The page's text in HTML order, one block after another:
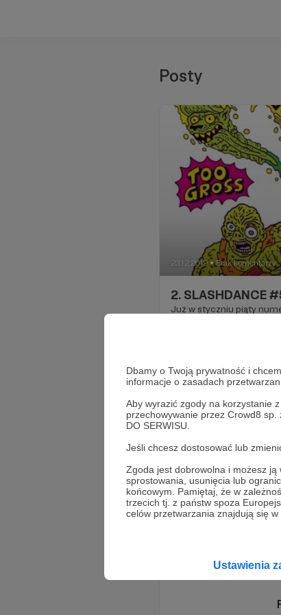
Dbamy o Twoją prywatność i
informacje o zasadach
Aby wyrazić zgody na korzystanie
przechowywanie przez Crowd8
DO SERWISU.
Jeśli chcesz dostosować lub
Zgoda jest dobrowolna i możesz ją
sprostowania, usunięcia lub
końcowym. Pamiętaj, że w
trzecich tj. z państw spoza
celów przetwarzania znajdują się
Ustawienia
Posty
23.12.2019 ● Brak komentarzy
2. SLASHDANCE
Już w styczniu piąty
Promowani